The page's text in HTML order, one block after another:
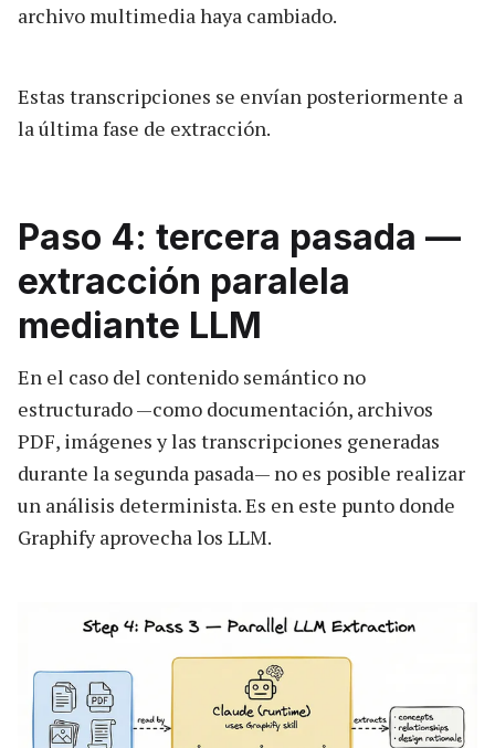
archivo multimedia haya cambiado.
Estas transcripciones se envían posteriormente a
la última fase de extracción.
Paso 4: tercera pasada —
extracción paralela
mediante LLM
En el caso del contenido semántico no
estructurado —como documentación, archivos
PDF, imágenes y las transcripciones generadas
durante la segunda pasada— no es posible realizar
un análisis determinista. Es en este punto donde
Graphify aprovecha los LLM.